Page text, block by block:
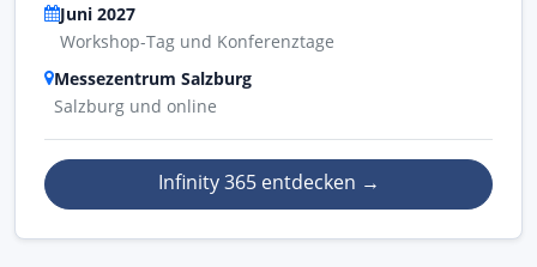
Juni 2027
Workshop-Tag und Konferenztage
Messezentrum Salzburg
Salzburg und online
Infinity 365 entdecken →